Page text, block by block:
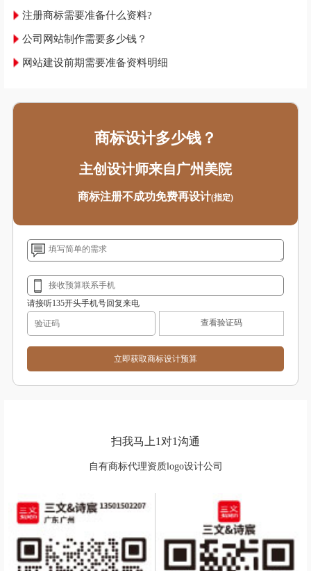
注册商标需要准备什么资料?
公司网站制作需要多少钱？
网站建设前期需要准备资料明细
商标设计多少钱？
主创设计师来自广州美院
商标注册不成功免费再设计(指定)
请接听135开头手机号回复来电
查看验证码
扫我马上1对1沟通
自有商标代理资质logo设计公司